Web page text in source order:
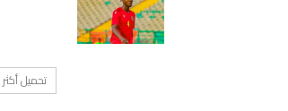
تحميل أكثر